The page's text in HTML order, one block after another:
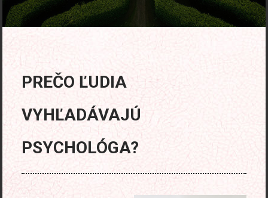
PREČO ĽUDIA
VYHĽADÁVAJÚ
PSYCHOLÓGA?